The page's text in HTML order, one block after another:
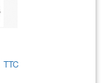
TTC